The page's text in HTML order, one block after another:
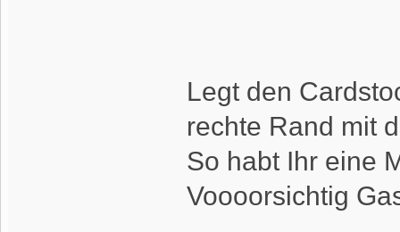
Legt den
rechte Rand mit
So habt Ihr eine
Voooorsichtig